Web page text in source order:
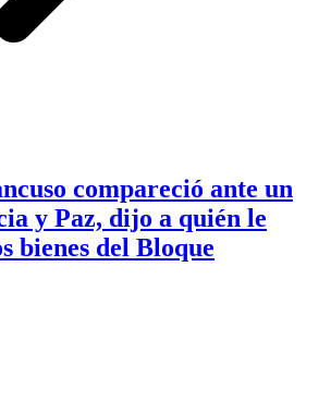
compareció ante un
y Paz, dijo a quién le
bienes del Bloque